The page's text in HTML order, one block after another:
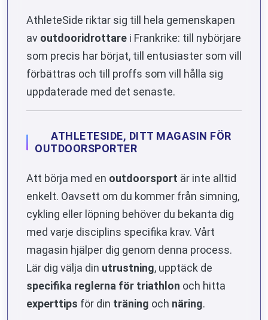
AthleteSide riktar sig till hela gemenskapen
av outdooridrottare i Frankrike: till nybörjare
som precis har börjat, till entusiaster som vill
förbättras och till proffs som vill hålla sig
uppdaterade med det senaste.
ATHLETESIDE, DITT MAGASIN FÖR
OUTDOORSPORTER
Att börja med en outdoorsport är inte alltid
enkelt. Oavsett om du kommer från simning,
cykling eller löpning behöver du bekanta dig
med varje disciplins specifika krav. Vårt
magasin hjälper dig genom denna process.
Lär dig välja din utrustning, upptäck de
specifika reglerna för triathlon och hitta
experttips för din träning och näring.